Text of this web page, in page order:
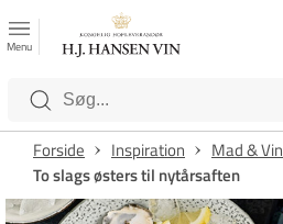
Kategorier
Menu
Forside Inspiration Mad & Vin
To slags østers til nytårsaften